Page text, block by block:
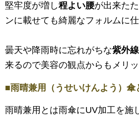
堅牢度が増し程よい腰が出来た
ンに載せても綺麗なフォルムに仕
曇天や降雨時に忘れがちな紫外
来るので美容の観点からもメリッ
■雨晴兼用（うせいけんよう）傘
雨晴兼用とは雨傘にUV加工を施